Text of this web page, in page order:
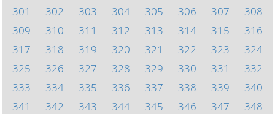
301
302 303 304 305 306 307
308
309
310 311 312 313 314 315
316
317
318 319 320 321 322 323
324
325
326 327 328 329 330 331
332
333
334 335 336 337 338 339
340
341
342 343 344 345 346 347
348